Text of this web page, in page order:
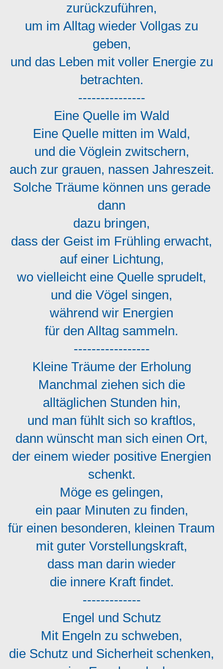
zurückzuführen,
um im Alltag wieder Vollgas zu
geben,
und das Leben mit voller Energie zu
betrachten.
---------------
Eine Quelle im Wald
Eine Quelle mitten im Wald,
und die Vöglein zwitschern,
auch zur grauen, nassen Jahreszeit.
Solche Träume können uns gerade
dann
dazu bringen,
dass der Geist im Frühling erwacht,
auf einer Lichtung,
wo vielleicht eine Quelle sprudelt,
und die Vögel singen,
während wir Energien
für den Alltag sammeln.
-----------------
Kleine Träume der Erholung
Manchmal ziehen sich die
alltäglichen Stunden hin,
und man fühlt sich so kraftlos,
dann wünscht man sich einen Ort,
der einem wieder positive Energien
schenkt.
Möge es gelingen,
ein paar Minuten zu finden,
für einen besonderen, kleinen Traum
mit guter Vorstellungskraft,
dass man darin wieder
die innere Kraft findet.
-------------
Engel und Schutz
Mit Engeln zu schweben,
die Schutz und Sicherheit schenken,